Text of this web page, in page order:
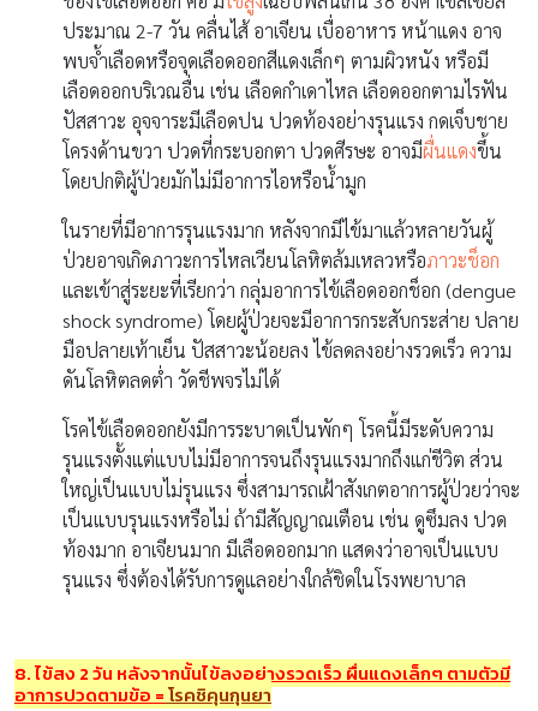
ประมาณ 2-7 วัน คลื่นไส้ อาเจียน เบื่ออาหาร หน้าแดง อาจ
พบจ้ำเลือดหรือจุดเลือดออกสีแดงเล็กๆ ตามผิวหนัง หรือมี
เลือดออกบริเวณอื่น เช่น เลือดกำเดาไหล เลือดออกตามไรฟัน
ปัสสาวะ อุจจาระมีเลือดปน ปวดท้องอย่างรุนแรง กดเจ็บชาย
โครงด้านขวา ปวดที่กระบอกตา ปวดศีรษะ อาจมีผื่นแดงขึ้น
โดยปกติผู้ป่วยมักไม่มีอาการไอหรือน้ำมูก
ในรายที่มีอาการรุนแรงมาก หลังจากมีไข้มาแล้วหลายวันผู้
ป่วยอาจเกิดภาวะการไหลเวียนโลหิตล้มเหลวหรือภาวะช็อก
และเข้าสู่ระยะที่เรียกว่า กลุ่มอาการไข้เลือดออกช็อก (dengue
shock syndrome) โดยผู้ป่วยจะมีอาการกระสับกระส่าย ปลาย
มือปลายเท้าเย็น ปัสสาวะน้อยลง ไข้ลดลงอย่างรวดเร็ว ความ
ดันโลหิตลดต่ำ วัดชีพจรไม่ได้
โรคไข้เลือดออกยังมีการระบาดเป็นพักๆ โรคนี้มีระดับความ
รุนแรงตั้งแต่แบบไม่มีอาการจนถึงรุนแรงมากถึงแก่ชีวิต ส่วน
ใหญ่เป็นแบบไม่รุนแรง ซึ่งสามารถเฝ้าสังเกตอาการผู้ป่วยว่าจะ
เป็นแบบรุนแรงหรือไม่ ถ้ามีสัญญาณเตือน เช่น ดูซึมลง ปวด
ท้องมาก อาเจียนมาก มีเลือดออกมาก แสดงว่าอาจเป็นแบบ
รุนแรง ซึ่งต้องได้รับการดูแลอย่างใกล้ชิดในโรงพยาบาล
8. ไข้สูง 2 วัน หลังจากนั้นไข้ลงอย่างรวดเร็ว ผื่นแดงเล็กๆ ตามตัวมี
อาการปวดตามข้อ =โรคชิคุนกุนยา